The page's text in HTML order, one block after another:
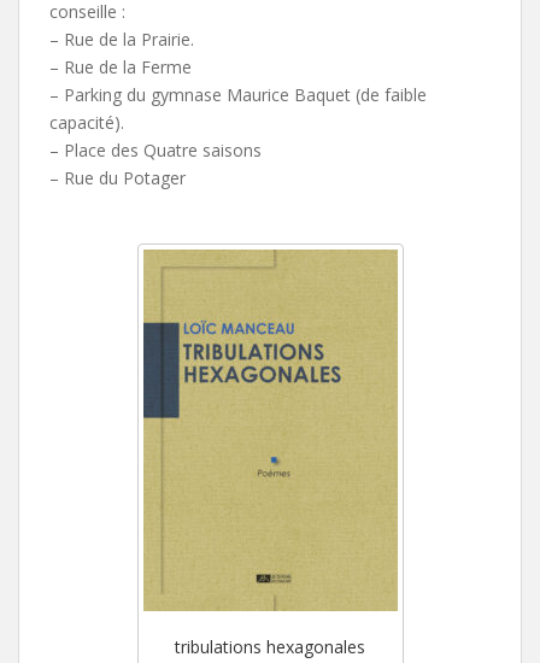
conseille :
– Rue de la Prairie.
– Rue de la Ferme
– Parking du gymnase Maurice Baquet (de faible
capacité).
– Place des Quatre saisons
– Rue du Potager
tribulations hexagonales